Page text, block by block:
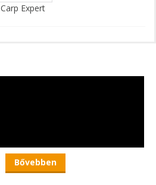
Carp Expert
Bővebben